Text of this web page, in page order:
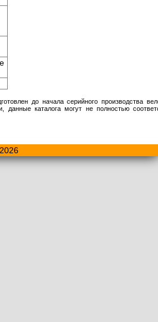
до начала серийного производства
данные каталога могут не полностью